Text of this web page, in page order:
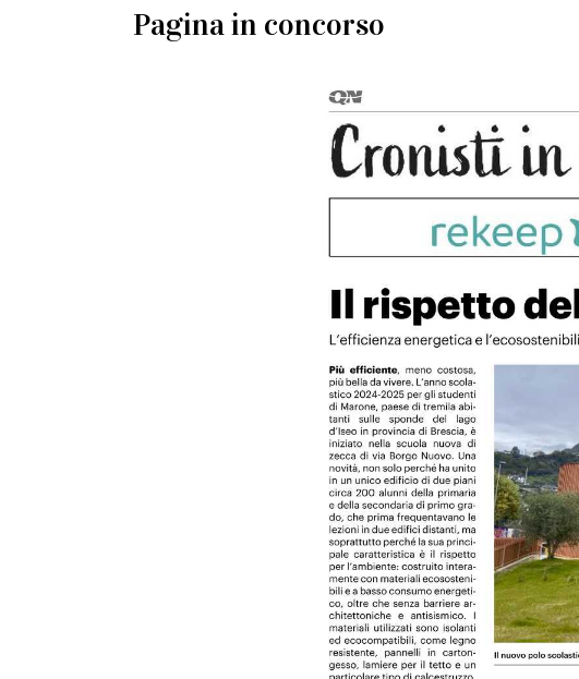
Pagina in concorso